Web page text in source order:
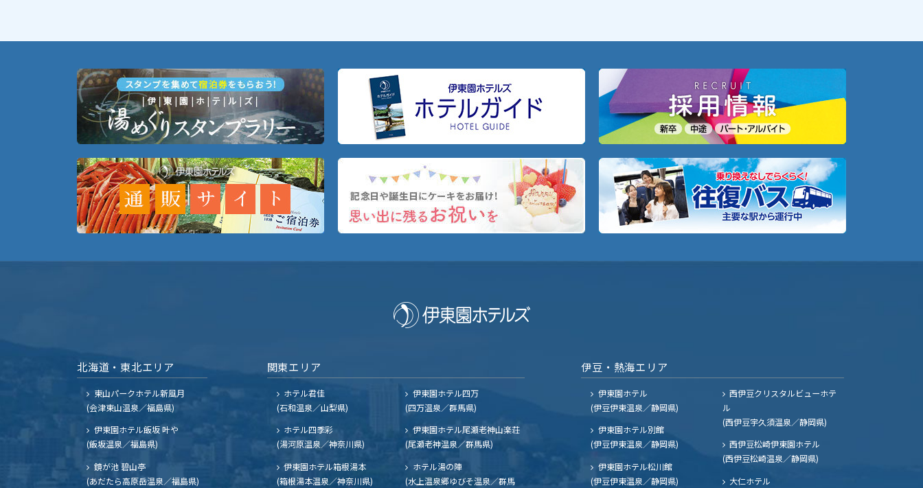
北海道・東北エリア
東山パークホテル新風月
(会津東山温泉／福島県)
伊東園ホテル飯坂 叶や
(飯坂温泉／福島県)
鏡が池 碧山亭
(あだたら高原岳温泉／福島県)
関東エリア
ホテル君佳
(石和温泉／山梨県)
ホテル四季彩
(湯河原温泉／神奈川県)
伊東園ホテル箱根湯本
(箱根湯本温泉／神奈川県)
伊東園ホテル四万
(四万温泉／群馬県)
伊東園ホテル尾瀬老神山楽荘
(尾瀬老神温泉／群馬県)
ホテル湯の陣
(水上温泉郷ゆびそ温泉／群馬
伊豆・熱海エリア
伊東園ホテル
(伊豆伊東温泉／静岡県)
伊東園ホテル別館
(伊豆伊東温泉／静岡県)
伊東園ホテル松川館
(伊豆伊東温泉／静岡県)
西伊豆クリスタルビューホテ
ル
(西伊豆宇久須温泉／静岡県)
西伊豆松崎伊東園ホテル
(西伊豆松崎温泉／静岡県)
大仁ホテル